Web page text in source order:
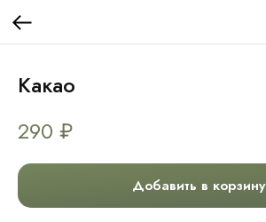
Какао
290 ₽
Добавить в корзину